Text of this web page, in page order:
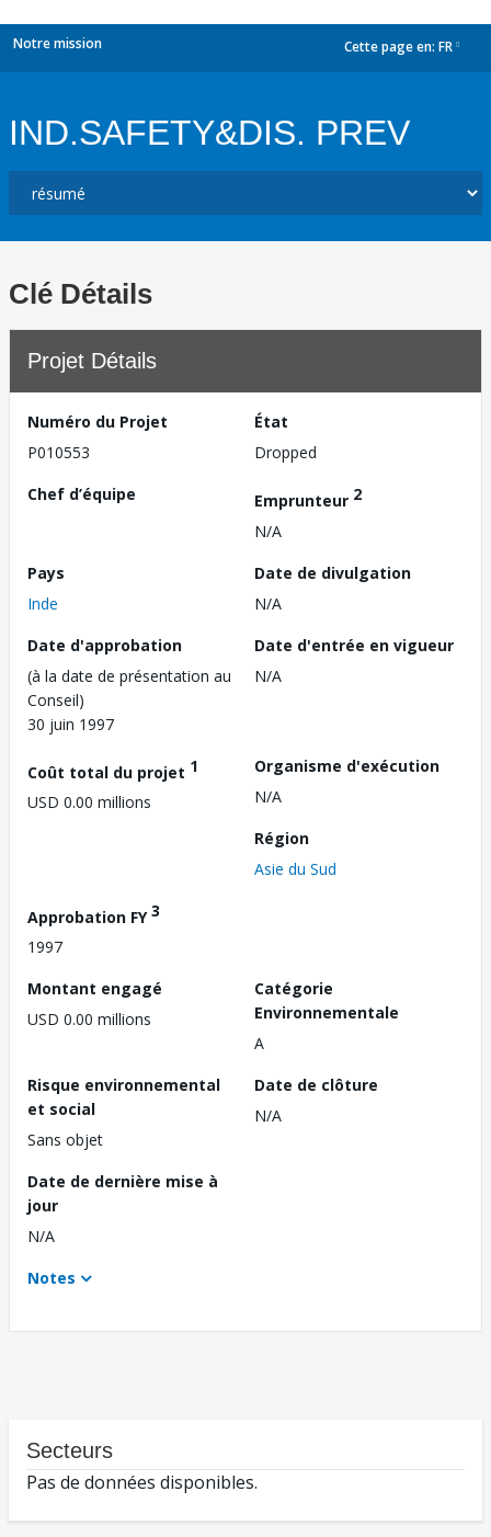
Notre mission Cette page en: FR
IND.SAFETY&DIS. PREV
Clé Détails
Projet Détails
Numéro du Projet
P010553
État
Dropped
Chef d’équipe
Emprunteur 2
N/A
Pays
Inde
Date de divulgation
N/A
Date d'approbation
(à la date de présentation au
Conseil)
30 juin 1997
Date d'entrée en vigueur
N/A
Coût total du projet 1
USD 0.00 millions
Organisme d'exécution
N/A
Région
Asie du Sud
Approbation FY3
1997
Montant engagé
USD 0.00 millions
Catégorie
Environnementale
A
Risque environnemental
et social
Sans objet
Date de clôture
N/A
Date de dernière mise à
jour
N/A
Notes
Secteurs
Pas de données disponibles.